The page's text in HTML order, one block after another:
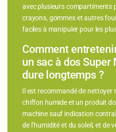
avec plusieurs compartiments
crayons, gommes et autres
faciles à manipuler pour les
Comment
un sac à dos Super
dure longtemps ?
Il est recommandé de nettoyer
chiffon humide et un produit
machine sauf indication
de l’humidité et du soleil, et de